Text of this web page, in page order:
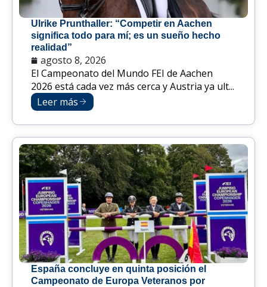
Ulrike Prunthaller: “Competir en Aachen
significa todo para mí; es un sueño hecho
realidad”
agosto 8, 2026
El Campeonato del Mundo FEI de Aachen
2026 está cada vez más cerca y Austria ya ult...
Leer más
España concluye en quinta posición el
Campeonato de Europa Veteranos por